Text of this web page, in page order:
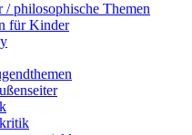
/ philosophische Themen
für Kinder